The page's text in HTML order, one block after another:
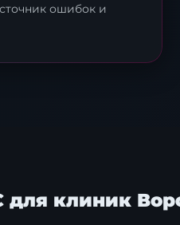
ошибок и
для клиник